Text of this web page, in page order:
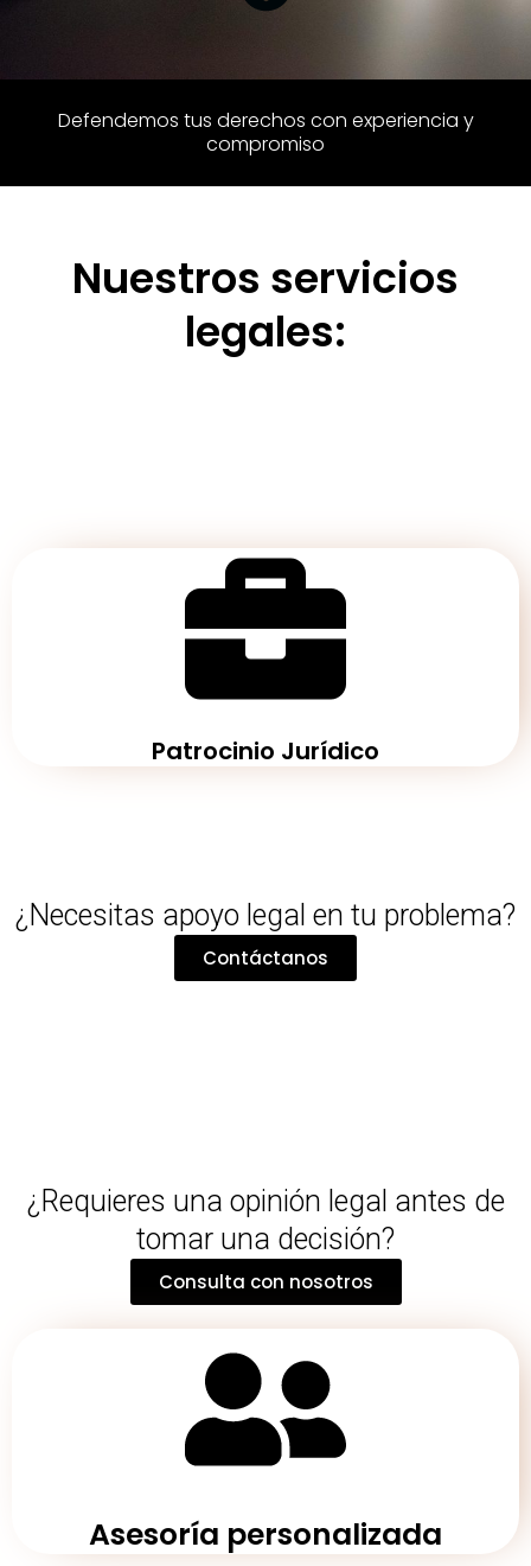
Defendemos tus derechos con experiencia y
compromiso
Nuestros servicios
legales:
Patrocinio Jurídico
¿Necesitas apoyo legal en tu problema?
Contáctanos
¿Requieres una opinión legal antes de
tomar una decisión?
Consulta con nosotros
Asesoría personalizada